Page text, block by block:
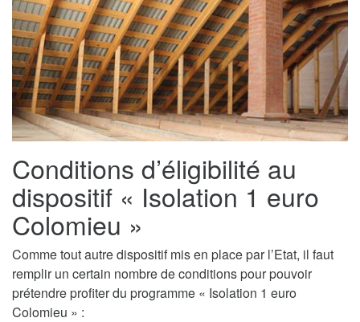
Conditions d’éligibilité au
dispositif « Isolation 1 euro
Colomieu »
Comme tout autre dispositif mis en place par l’Etat, il faut
remplir un certain nombre de conditions pour pouvoir
prétendre profiter du programme « Isolation 1 euro
Colomieu » :